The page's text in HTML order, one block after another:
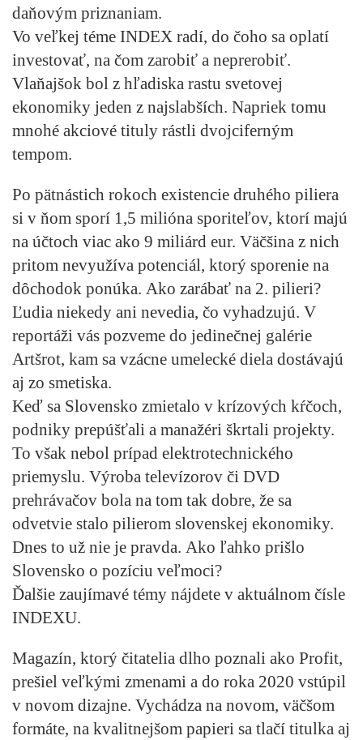
daňovým priznaniam.
Vo veľkej téme INDEX radí, do čoho sa oplatí
investovať, na čom zarobiť a neprerobiť.
Vlaňajšok bol z hľadiska rastu svetovej
ekonomiky jeden z najslabších. Napriek tomu
mnohé akciové tituly rástli dvojciferným
tempom.
Po pätnástich rokoch existencie druhého piliera
si v ňom sporí 1,5 milióna sporiteľov, ktorí majú
na účtoch viac ako 9 miliárd eur. Väčšina z nich
pritom nevyužíva potenciál, ktorý sporenie na
dôchodok ponúka. Ako zarábať na 2. pilieri?
Ľudia niekedy ani nevedia, čo vyhadzujú. V
reportáži vás pozveme do jedinečnej galérie
Artšrot, kam sa vzácne umelecké diela dostávajú
aj zo smetiska.
Keď sa Slovensko zmietalo v krízových kŕčoch,
podniky prepúšťali a manažéri škrtali projekty.
To však nebol prípad elektrotechnického
priemyslu. Výroba televízorov či DVD
prehrávačov bola na tom tak dobre, že sa
odvetvie stalo pilierom slovenskej ekonomiky.
Dnes to už nie je pravda. Ako ľahko prišlo
Slovensko o pozíciu veľmoci?
Ďalšie zaujímavé témy nájdete v aktuálnom čísle
INDEXU.
Magazín, ktorý čitatelia dlho poznali ako Profit,
prešiel veľkými zmenami a do roka 2020 vstúpil
v novom dizajne. Vychádza na novom, väčšom
formáte, na kvalitnejšom papieri sa tlačí titulka aj